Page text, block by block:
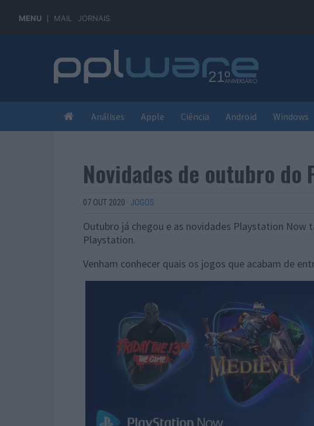
MENU MAIL JORNAIS
Análises Apple Ciência Android Windows
Novidades de outubro do
07 OUT 2020 · JOGOS
Outubro já chegou e as novidades Playstation Now
Playstation.
Venham conhecer quais os jogos que acabam de